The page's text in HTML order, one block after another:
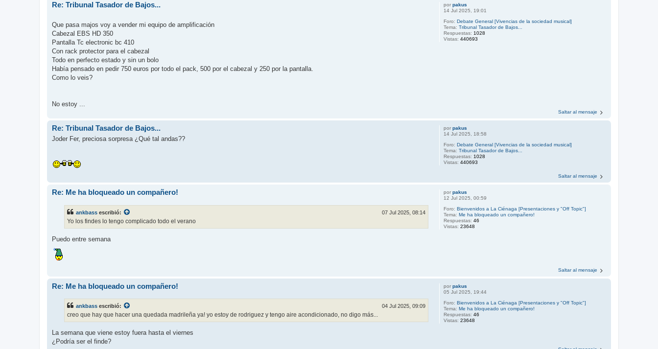
porpakus
14 Jul 2025, 19:01
Foro:Debate General [Vivencias de la sociedad musical]
Tema:Tribunal Tasador de Bajos...
Respuestas:1028
Vistas:440693
Re: Tribunal Tasador de Bajos...
Que pasa majos voy a vender mi equipo de amplificación
Cabezal EBS HD 350
Pantalla Tc electronic bc 410
Con rack protector para el cabezal
Todo en perfecto estado y sin un bolo
Había pensado en pedir 750 euros por todo el pack, 500 por el cabezal y 250 por la pantalla.
Como lo veis?
No estoy ...
Saltar al mensaje
porpakus
14 Jul 2025, 18:58
Foro:Debate General [Vivencias de la sociedad musical]
Tema:Tribunal Tasador de Bajos...
Respuestas: 1028
Vistas:440693
Re: Tribunal Tasador de Bajos...
Joder Fer, preciosa sorpresa ¿Qué tal andas??
Saltar al mensaje
porpakus
12 Jul 2025, 00:59
Foro:Bienvenidos a La Ciénaga [Presentaciones y "Off Topic"]
Tema:Me ha bloqueado un compañero!
Respuestas:46
Vistas:23648
Re: Me ha bloqueado un compañero!
ankbass escribió: 07 Jul 2025, 08:14
Yo los findes lo tengo complicado todo el verano
Puedo entre semana
Saltar al mensaje
porpakus
05 Jul 2025, 19:44
Foro:Bienvenidos a La Ciénaga [Presentaciones y "Off Topic"]
Tema:Me ha bloqueado un compañero!
Respuestas:46
Vistas:23648
Re: Me ha bloqueado un compañero!
ankbass escribió: 04 Jul 2025, 09:09
creo que hay que hacer una quedada madrileña ya! yo estoy de rodriguez y tengo aire acondicionado, no digo más...
La semana que viene estoy fuera hasta el viernes
¿Podría ser el finde?